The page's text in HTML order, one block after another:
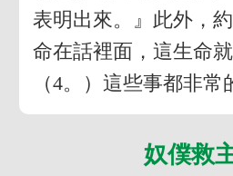
表明出來。』此外，
命在話裡面，這生命就
（4。）這些事都非常
奴僕救